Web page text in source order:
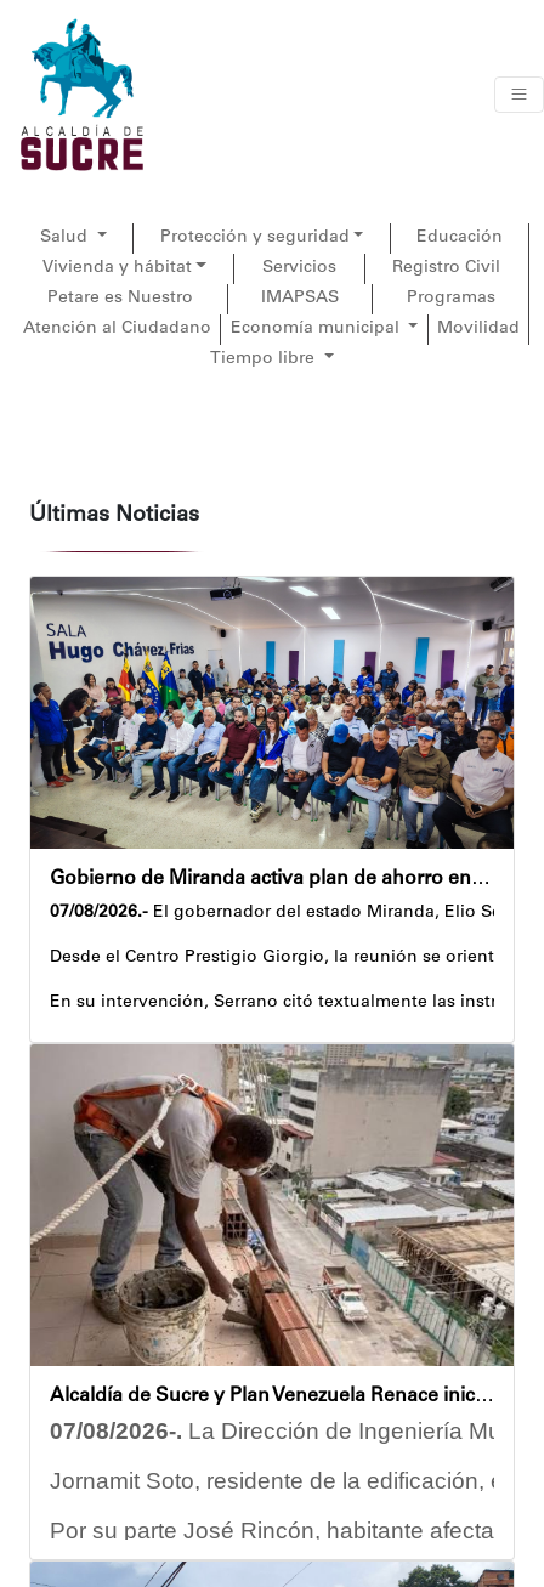
Salud Protección y seguridad
Educación
Vivienda y hábitat
Servicios
Registro Civil
Petare es Nuestro
IMAPSAS
Programas
Atención al Ciudadano
Economía municipal
Movilidad
Tiempo libre
Últimas Noticias
Gobierno de Miranda activa plan de ahorro energético en la entidad
07/08/2026.- El gobernador del estado Miranda, Elio
Desde el Centro Prestigio Giorgio, la reunión se orientó al
En su intervención, Serrano citó textualmente las
Igualmente, explicó que el propósito central de este
Despliegue territorial
El encuentro contó con la participación del diputado
Como parte de los acuerdos orientados durante la
Joshua Piña
Alcaldía de Sucre y Plan Venezuela Renace iniciaron demolición de fachadas en Residencias Los Dos Caminos
07/08/2026-. La Dirección de Ingeniería
Jornamit Soto, residente de la edificación,
Por su parte José Rincón, habitante afectado